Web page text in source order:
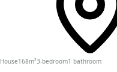
House 168 m² 3-bedroom1 bathroom